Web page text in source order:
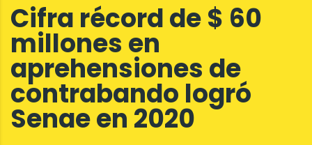
Cifra récord de $ 60
millones en
aprehensiones de
contrabando logró
Senae en 2020